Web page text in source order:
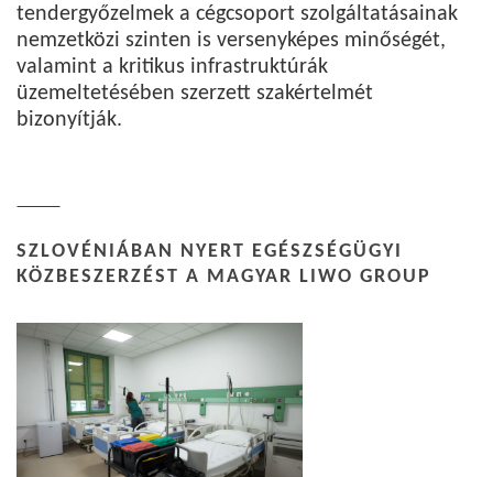
tendergyőzelmek a cégcsoport szolgáltatásainak
nemzetközi szinten is versenyképes minőségét,
valamint a kritikus infrastruktúrák
üzemeltetésében szerzett szakértelmét
bizonyítják.
SZLOVÉNIÁBAN NYERT EGÉSZSÉGÜGYI
KÖZBESZERZÉST A MAGYAR LIWO GROUP